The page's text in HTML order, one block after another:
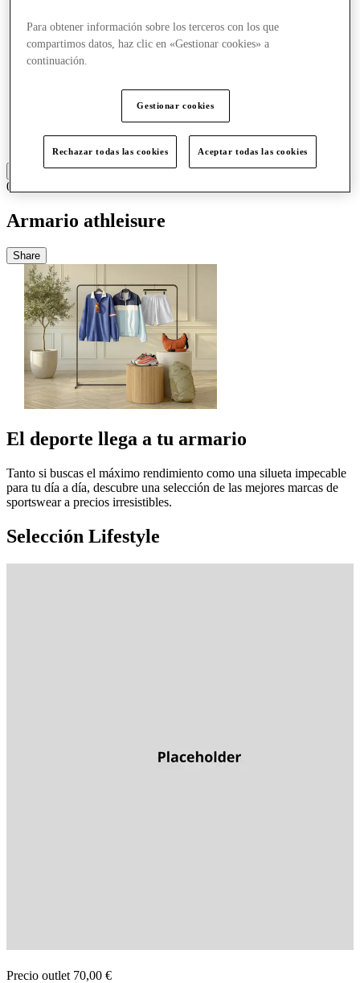
Ofertas
Visita
¿Qué pasa?
Más
02/04/26
Armario athleisure
Share
El deporte llega a tu armario
Tanto si buscas el máximo rendimiento como una silueta impecable
para tu día a día, descubre una selección de las mejores marcas de
sportswear a precios irresistibles.
Selección Lifestyle
Precio outlet 70,00 €
Para obtener información sobre los terceros con los que
compartimos datos, haz clic en «Gestionar cookies» a
continuación.
Gestionar cookies
Rechazar todas las cookies Aceptar todas las cookies